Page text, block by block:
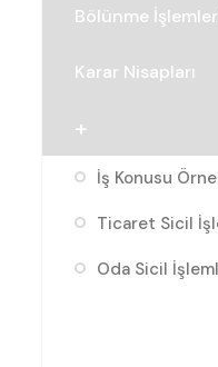
Bölünme
Karar Nisapları
İş Konusu
Ticaret Sicil
Oda Sicil